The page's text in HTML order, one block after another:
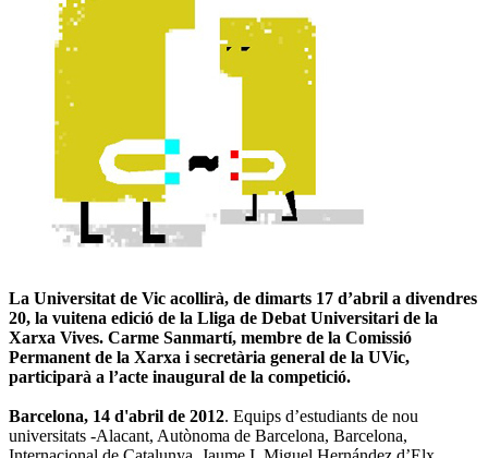
La Universitat de Vic acollirà, de dimarts 17 d’abril a divendres
20, la vuitena edició de la Lliga de Debat Universitari de la
Xarxa Vives. Carme Sanmartí, membre de la Comissió
Permanent de la Xarxa i secretària general de la UVic,
participarà a l’acte inaugural de la competició.
Barcelona, 14 d'abril de 2012. Equips d’estudiants de nou
universitats -Alacant, Autònoma de Barcelona, Barcelona,